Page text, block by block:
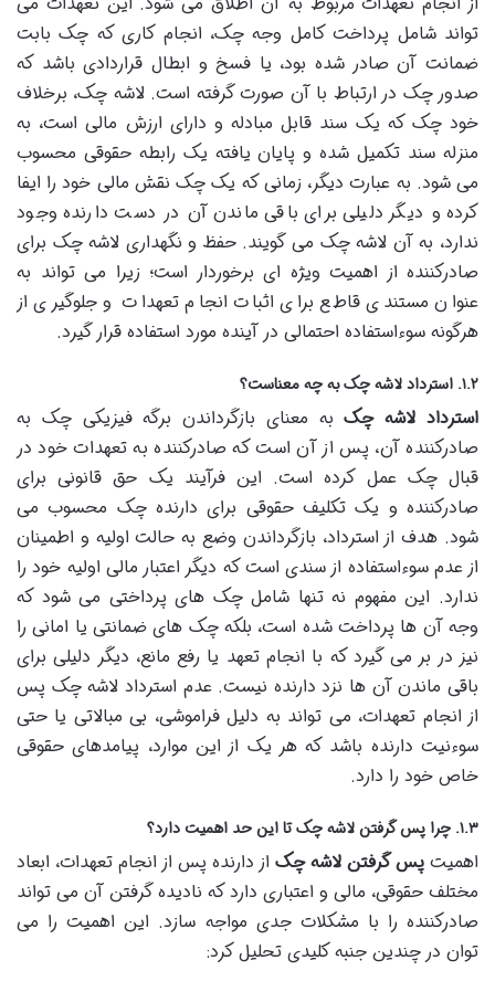
تواند شامل پرداخت کامل وجه چک، انجام کاری که چک بابت
ضمانت آن صادر شده بود، یا فسخ و ابطال قراردادی باشد که
صدور چک در ارتباط با آن صورت گرفته است. لاشه چک، برخلاف
خود چک که یک سند قابل مبادله و دارای ارزش مالی است، به
منزله سند تکمیل شده و پایان یافته یک رابطه حقوقی محسوب
می شود. به عبارت دیگر، زمانی که یک چک نقش مالی خود را ایفا
کرده و دیگر دلیلی برای باقی ماندن آن در دست دارنده وجود
ندارد، به آن لاشه چک می گویند. حفظ و نگهداری لاشه چک برای
صادرکننده از اهمیت ویژه ای برخوردار است؛ زیرا می تواند به
عنوان مستندی قاطع برای اثبات انجام تعهدات و جلوگیری از
هرگونه سوءاستفاده احتمالی در آینده مورد استفاده قرار گیرد.
۱.۲. استرداد لاشه چک به چه معناست؟
استرداد لاشه چکبه معنای بازگرداندن برگه فیزیکی چک به
صادرکننده آن، پس از آن است که صادرکننده به تعهدات خود در
قبال چک عمل کرده است. این فرآیند یک حق قانونی برای
صادرکننده و یک تکلیف حقوقی برای دارنده چک محسوب می
شود. هدف از استرداد، بازگرداندن وضع به حالت اولیه و اطمینان
از عدم سوءاستفاده از سندی است که دیگر اعتبار مالی اولیه خود را
ندارد. این مفهوم نه تنها شامل چک های پرداختی می شود که
وجه آن ها پرداخت شده است، بلکه چک های ضمانتی یا امانی را
نیز در بر می گیرد که با انجام تعهد یا رفع مانع، دیگر دلیلی برای
باقی ماندن آن ها نزد دارنده نیست. عدم استرداد لاشه چک پس
از انجام تعهدات، می تواند به دلیل فراموشی، بی مبالاتی یا حتی
سوءنیت دارنده باشد که هر یک از این موارد، پیامدهای حقوقی
خاص خود را دارد.
۱.۳. چرا پس گرفتن لاشه چک تا این حد اهمیت دارد؟
اهمیت پس گرفتن لاشه چک از دارنده پس از انجام تعهدات، ابعاد
مختلف حقوقی، مالی و اعتباری دارد که نادیده گرفتن آن می تواند
صادرکننده را با مشکلات جدی مواجه سازد. این اهمیت را می
توان در چندین جنبه کلیدی تحلیل کرد: